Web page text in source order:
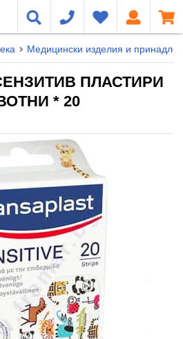
Медицински изделия и
ПЛАСТИРИ
* 20